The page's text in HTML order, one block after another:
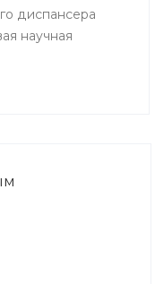
диспансера
научная